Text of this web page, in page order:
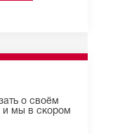
о своём
и мы в скором